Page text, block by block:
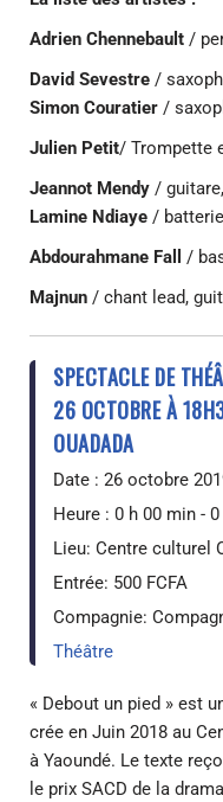
Adrien Chennebault /
David Sevestre /
Simon Couratier /
Julien Petit/ Trompette
Jeannot Mendy /
Lamine Ndiaye / batterie
Abdourahmane Fall
/
Majnun / chant lead,
SPECTACLE DE
26 OCTOBRE À
OUADADA
Date : 26 octobre
Heure : 0 h 00 min -
Lieu: Centre culturel
Entrée: 500 FCFA
Compagnie:
Théâtre
« Debout un pied » est
crée en Juin 2018 au
à Yaoundé. Le texte
le prix SACD de la